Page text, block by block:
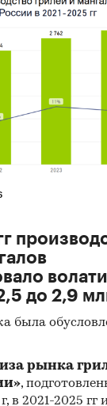
до 2,9
была
рынка
,
в 2021-2025 гг